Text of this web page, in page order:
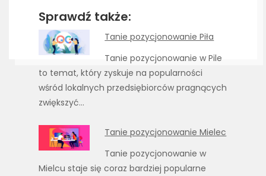
Sprawdź także:
Tanie pozycjonowanie Piła
Tanie pozycjonowanie w Pile
to temat, który zyskuje na popularności
wśród lokalnych przedsiębiorców pragnących
zwiększyć…
Tanie pozycjonowanie Mielec
Tanie pozycjonowanie w
Mielcu staje się coraz bardziej popularne